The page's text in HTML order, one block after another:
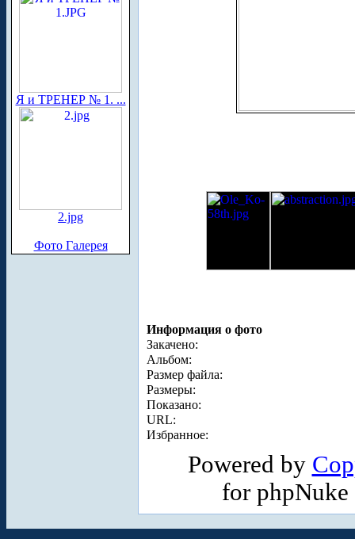
Я и ТРЕНЕР № 1. ...
2.jpg
Фото Галерея
Информация о фото
Закачено:
Альбом:
Размер файла:
Размеры:
Показано:
URL:
Избранное:
Powered by
for